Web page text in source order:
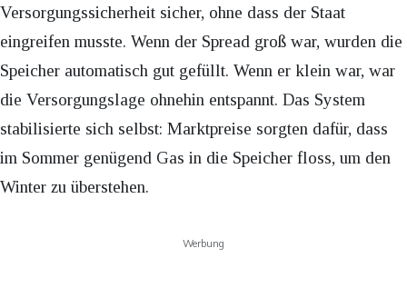
Versorgungssicherheit sicher, ohne dass der Staat
eingreifen musste. Wenn der Spread groß war, wurden die
Speicher automatisch gut gefüllt. Wenn er klein war, war
die Versorgungslage ohnehin entspannt. Das System
stabilisierte sich selbst: Marktpreise sorgten dafür, dass
im Sommer genügend Gas in die Speicher floss, um den
Winter zu überstehen.
Werbung